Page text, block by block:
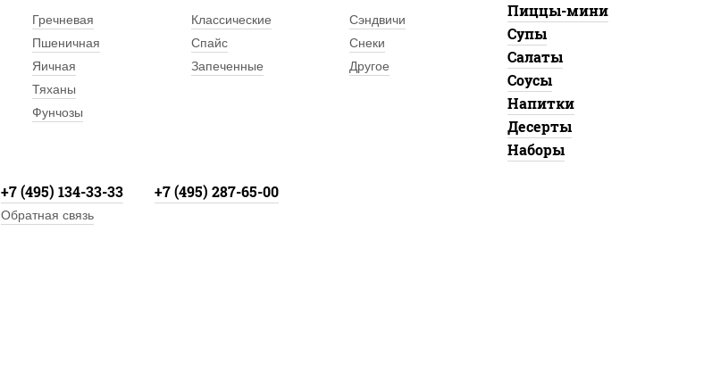
Гречневая
Пшеничная
Яичная
Тяханы
Фунчозы
Классические
Спайс
Запеченные
Сэндвичи
Снеки
Другое
Пиццы-мини
Супы
Салаты
Соусы
Напитки
Десерты
Наборы
+7 (495) 134-33-33 +7 (495) 287-65-00
Обратная связь